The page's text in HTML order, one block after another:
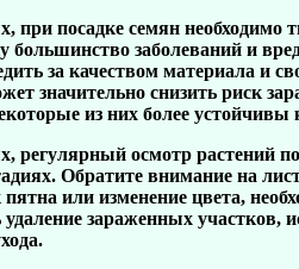
при посадке семян необходимо
большинство заболеваний и
за качеством материала и
значительно снизить риск
из них более устойчивы
регулярный осмотр растений
Обратите внимание на
пятна или изменение цвета,
зараженных участков,